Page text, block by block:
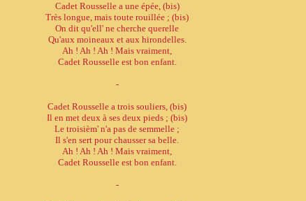
Cadet Rousselle a une épée, (bis)
Très longue, mais toute rouillée ; (bis)
On dit qu'ell' ne cherche querelle
Qu'aux moineaux et aux hirondelles.
Ah ! Ah ! Ah ! Mais vraiment,
Cadet Rousselle est bon enfant.
-
Cadet Rousselle a trois souliers, (bis)
Il en met deux à ses deux pieds ; (bis)
Le troisièm' n'a pas de semmelle ;
Il s'en sert pour chausser sa belle.
Ah ! Ah ! Ah ! Mais vraiment,
Cadet Rousselle est bon enfant.
-